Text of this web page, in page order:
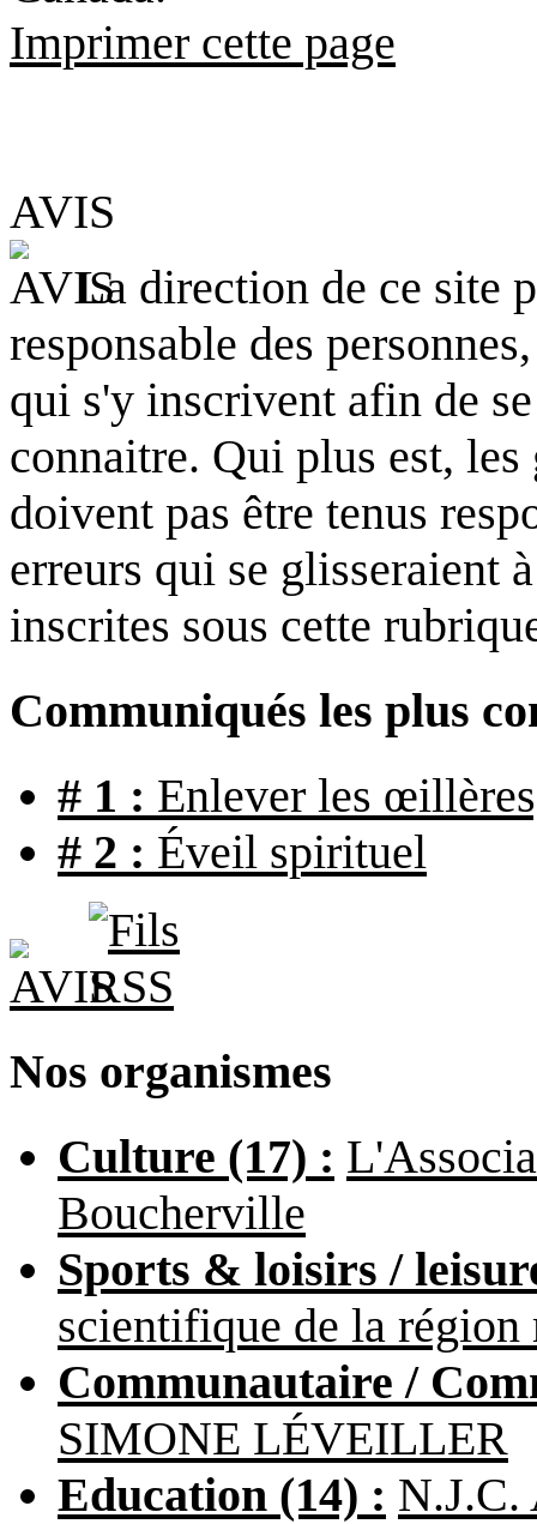
Imprimer cette page
AVIS
La direction de ce site
responsable des
qui s'y inscrivent afin de
connaitre. Qui plus est,
doivent pas être tenus
erreurs qui se glisseraient
inscrites sous cette
Communiqués les plus
# 1 : Enlever les
# 2 : Éveil spirituel
Nos organismes
Culture (17) :
Boucherville
Sports & loisirs /
scientifique de la
Communautaire /
SIMONE LÉVEILLER
Education (14) : N.J.C.